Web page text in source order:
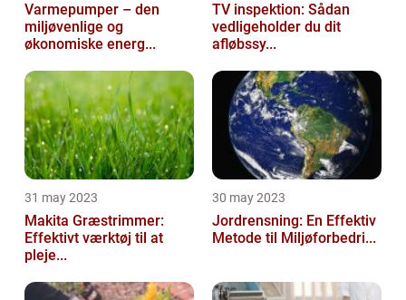
Varmepumper – den
miljøvenlige og
økonomiske energ...
TV inspektion: Sådan
vedligeholder du dit
afløbssy...
31 may 2023
Makita Græstrimmer:
Effektivt værktøj til at
pleje...
30 may 2023
Jordrensning: En Effektiv
Metode til Miljøforbedri...